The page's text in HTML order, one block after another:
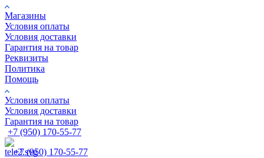
Магазины
Условия оплаты
Условия доставки
Гарантия на товар
Реквизиты
Политика
Помощь
Условия оплаты
Условия доставки
Гарантия на товар
+7 (950) 170-55-77
+7 (950) 170-55-77